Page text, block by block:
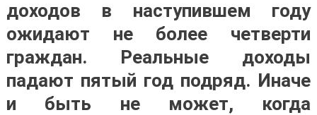
доходов в наступившем году
ожидают не более четверти
граждан. Реальные доходы
падают пятый год подряд. Иначе
и быть не может, когда